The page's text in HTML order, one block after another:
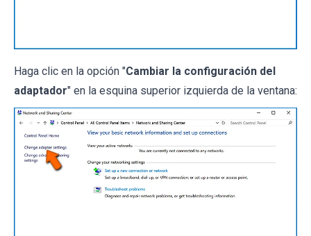
Haga clic en la opción "Cambiar la configuración del
adaptador" en la esquina superior izquierda de la ventana: